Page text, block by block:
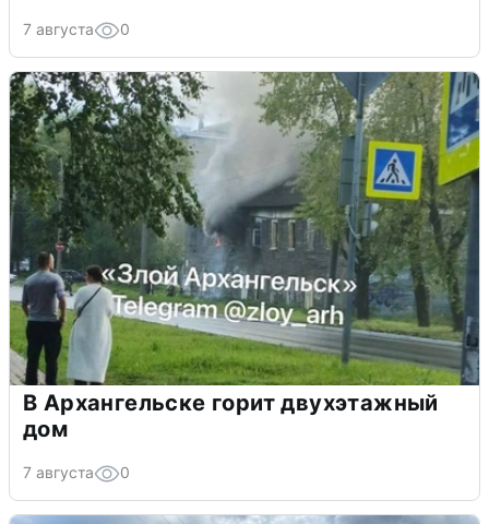
7 августа 0
В Архангельске горит двухэтажный
дом
7 августа 0